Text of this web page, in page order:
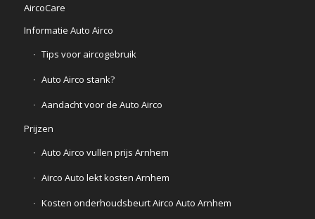
AircoCare
Informatie Auto Airco
Tips voor aircogebruik
Auto Airco stank?
Aandacht voor de Auto Airco
Prijzen
Auto Airco vullen prijs Arnhem
Airco Auto lekt kosten Arnhem
Kosten onderhoudsbeurt Airco Auto Arnhem